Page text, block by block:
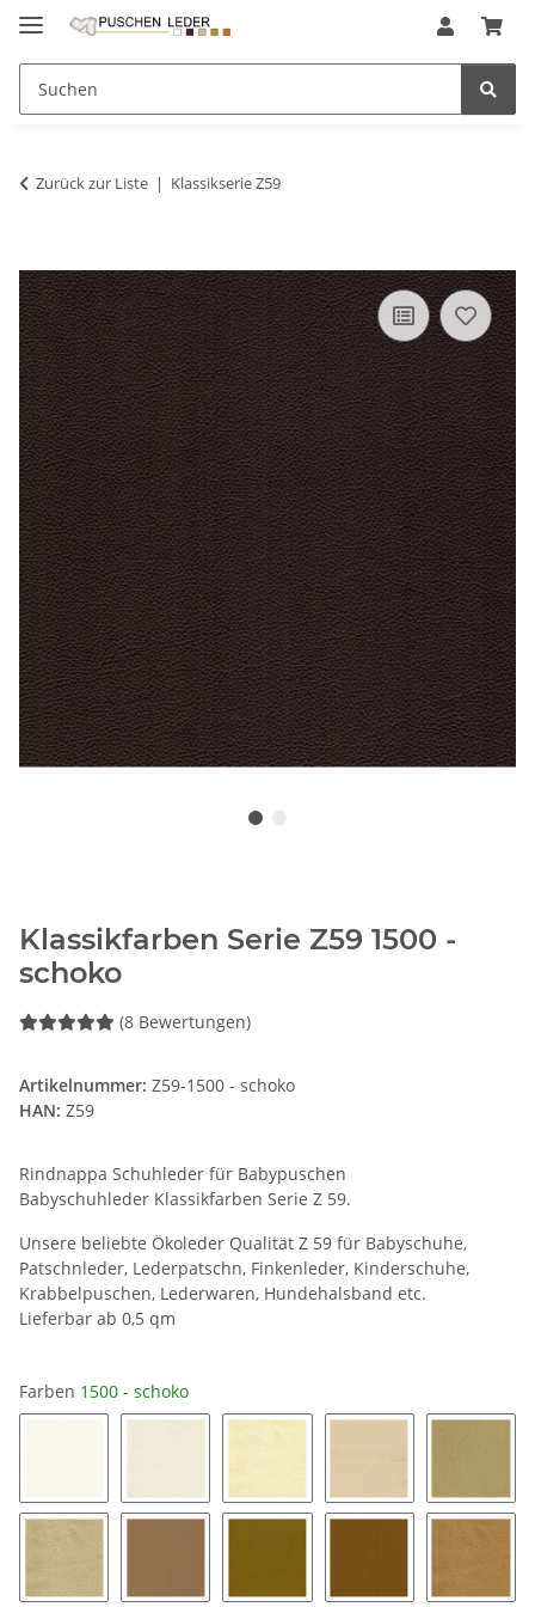
Zurück zur Liste Klassikserie Z59
Klassikfarben Serie Z59 1500 -
schoko
(8 Bewertungen)
Artikelnummer: Z59-1500 - schoko
HAN: Z59
Rindnappa Schuhleder für Babypuschen
Babyschuhleder Klassikfarben Serie Z 59.
Unsere beliebte Ökoleder Qualität Z 59 für Babyschuhe,
Patschnleder, Lederpatschn, Finkenleder, Kinderschuhe,
Krabbelpuschen, Lederwaren, Hundehalsband etc.
Lieferbar ab 0,5 qm
Farben 1500 - schoko
1000 - reinweiß1050 - cremeweiß1100 - creme1150 - sand 1170 -